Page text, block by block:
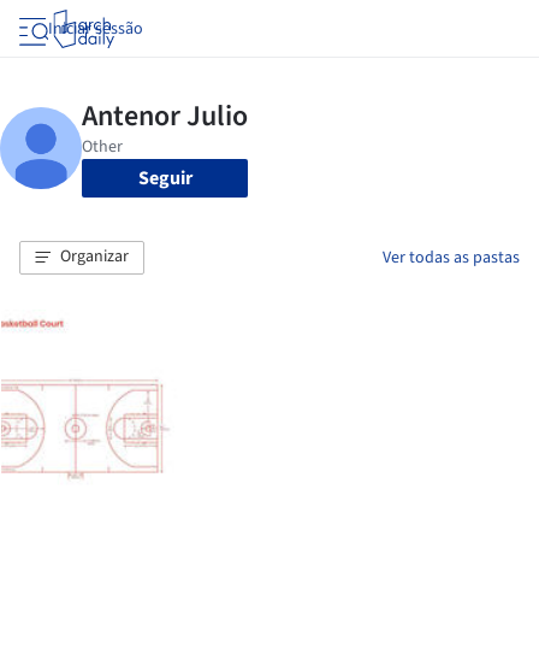
Iniciar sessão
Seguir
Organizar Ver todas as pastas